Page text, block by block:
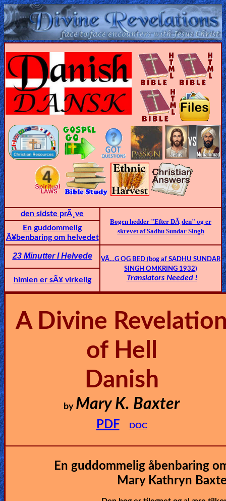
Home:
Mobile
Home: Original Style
ðŸ”
Search
Site
Christian
Netflix
🎞
Jewish
Stories
🎞
X-
Witch
den sidste prÃ¸ve
Bogen hedder "Efter DÃ¸den" og er
skrevet af Sadhu Sundar Singh
En guddommelig
Ã¥benbaring om helvedet
23 Minutter I Helvede
VÃ…G OG BED (bog af SADHU SUNDAR
SINGH OMKRING 1932)
Translators Needed !
himlen er sÃ¥ virkelig
A Divine
of Hell
Danish
by Mary K. Baxter
PDF DOC
En guddommelig åbenbaring
Mary Kathryn